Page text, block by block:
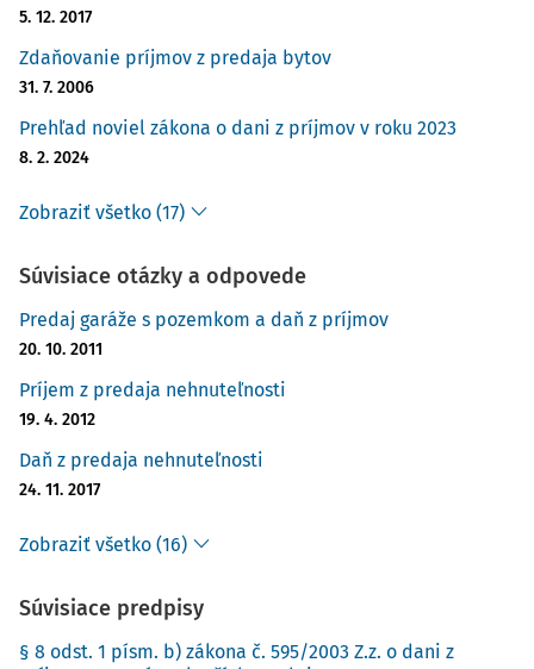
5. 12. 2017
Zdaňovanie príjmov z predaja bytov
31. 7. 2006
Prehľad noviel zákona o dani z príjmov v roku 2023
8. 2. 2024
Zobraziť všetko (17)
Súvisiace otázky a odpovede
Predaj garáže s pozemkom a daň z príjmov
20. 10. 2011
Príjem z predaja nehnuteľnosti
19. 4. 2012
Daň z predaja nehnuteľnosti
24. 11. 2017
Zobraziť všetko (16)
Súvisiace predpisy
§ 8 odst. 1 písm. b) zákona č. 595/2003 Z.z. o dani z